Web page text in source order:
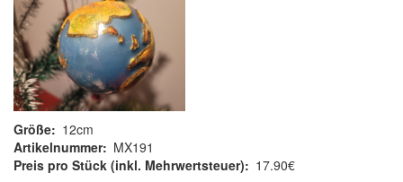
Größe
12cm
Artikelnummer
MX191
Preis pro Stück (inkl. Mehrwertsteuer)
17.90€